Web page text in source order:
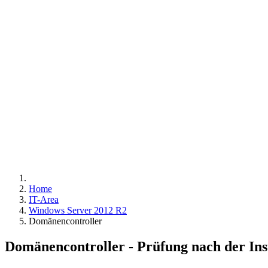
Home
IT-Area
Windows Server 2012 R2
Domänencontroller
Domänencontroller - Prüfung nach der